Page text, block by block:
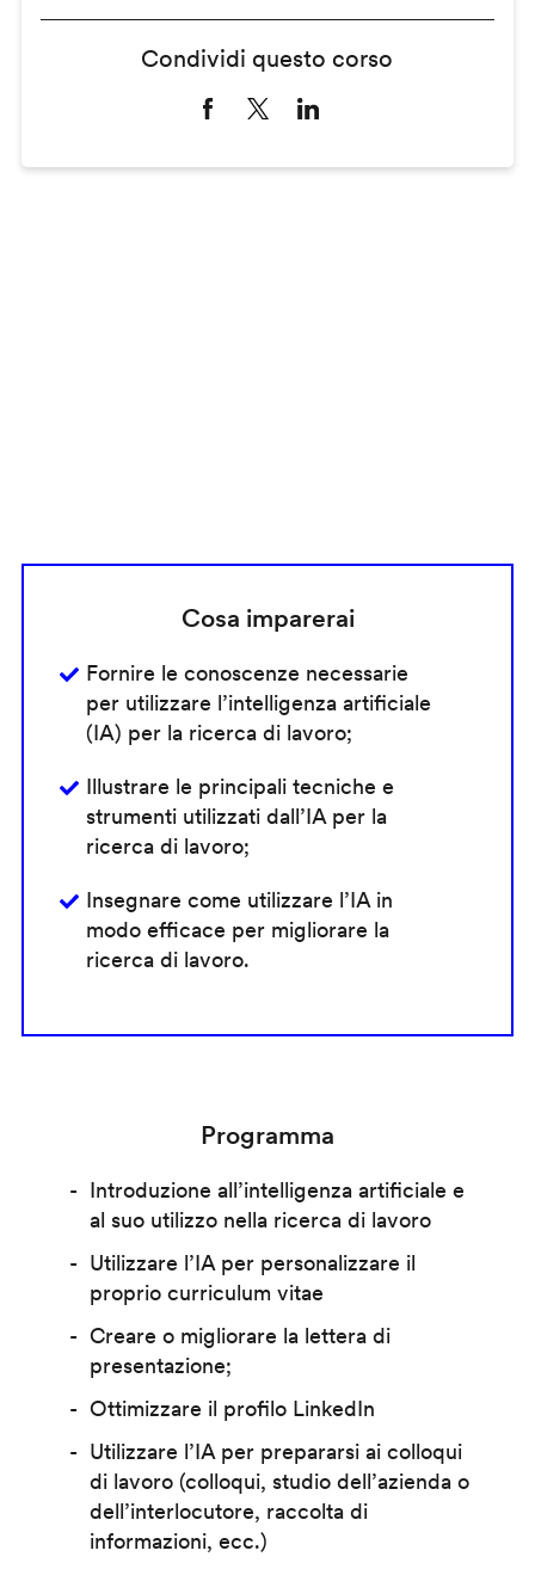
Condividi questo corso
Cosa imparerai
Fornire le conoscenze necessarie
per utilizzare l’intelligenza artificiale
(IA) per la ricerca di lavoro;
Illustrare le principali tecniche e
strumenti utilizzati dall’IA per la
ricerca di lavoro;
Insegnare come utilizzare l’IA in
modo efficace per migliorare la
ricerca di lavoro.
Programma
Introduzione all’intelligenza artificiale e
al suo utilizzo nella ricerca di lavoro
Utilizzare l’IA per personalizzare il
proprio curriculum vitae
Creare o migliorare la lettera di
presentazione;
Ottimizzare il profilo LinkedIn
Utilizzare l’IA per prepararsi ai colloqui
di lavoro (colloqui, studio dell’azienda o
dell’interlocutore, raccolta di
informazioni, ecc.)